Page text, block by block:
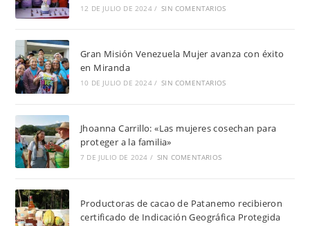
12 DE JULIO DE 2024 / SIN COMENTARIOS
Gran Misión Venezuela Mujer avanza con éxito
en Miranda
10 DE JULIO DE 2024 / SIN COMENTARIOS
Jhoanna Carrillo: «Las mujeres cosechan para
proteger a la familia»
7 DE JULIO DE 2024 / SIN COMENTARIOS
Productoras de cacao de Patanemo recibieron
certificado de Indicación Geográfica Protegida